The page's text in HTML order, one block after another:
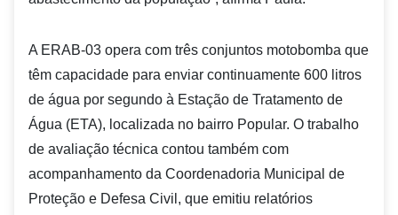
A ERAB-03 opera com três conjuntos motobomba que
têm capacidade para enviar continuamente 600 litros
de água por segundo à Estação de Tratamento de
Água (ETA), localizada no bairro Popular. O trabalho
de avaliação técnica contou também com
acompanhamento da Coordenadoria Municipal de
Proteção e Defesa Civil, que emitiu relatórios